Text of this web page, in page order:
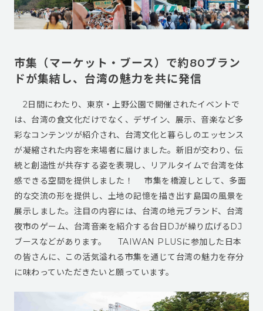
市集（マーケット・ブース）で約80ブラン
ドが集結し、台湾の魅力を共に発信
2日間にわたり、東京・上野公園で開催されたイベントで
は、台湾の食文化だけでなく、デザイン、展示、音楽など多
彩なコンテンツが紹介され、台湾文化と暮らしのエッセンス
が凝縮された内容を来場者に届けました。新旧が交わり、伝
統と創造性が共存する姿を表現し、リアルタイムで台湾を体
感できる空間を提供しました！ 市集を橋渡しとして、多面
的な交流の形を提供し、土地の記憶を描き出す島国の風景を
展示しました。注目の内容には、台湾の地元ブランド、台湾
夜市のゲーム、台湾音楽を紹介する台日DJが繰り広げるDJ
ブースなどがあります。 TAIWAN PLUSに参加した日本
の皆さんに、この活気溢れる市集を通じて台湾の魅力を存分
に味わっていただきたいと願っています。